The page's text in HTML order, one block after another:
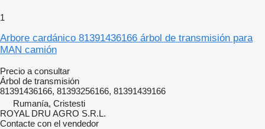
1
Arbore cardánico 81391436166 árbol de transmisión para
MAN camión
Precio a consultar
Árbol de transmisión
81391436166, 81393256166, 81391439166
Rumanía, Cristesti
ROYAL DRU AGRO S.R.L.
Contacte con el vendedor